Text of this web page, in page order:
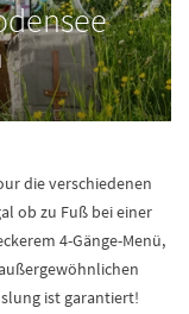
die verschiedenen
ob zu Fuß bei einer
4-Gänge-Menü,
ist garantiert!